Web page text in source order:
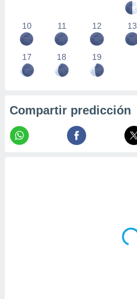
10 11 12 13
17 18 19
Compartir predicción